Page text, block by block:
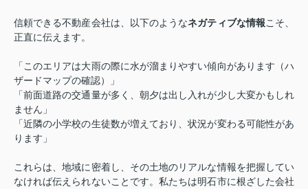
信頼できる不動産会社は、以下のようなネガティブな情報こそ、
正直に伝えます。
「このエリアは大雨の際に水が溜まりやすい傾向があります（ハ
ザードマップの確認）」
「前面道路の交通量が多く、朝夕は出し入れが少し大変かもしれ
ません」
「近隣の小学校の生徒数が増えており、状況が変わる可能性があ
ります」
これらは、地域に密着し、その土地のリアルな情報を把握してい
なければ伝えられないことです。私たちは明石市に根ざした会社